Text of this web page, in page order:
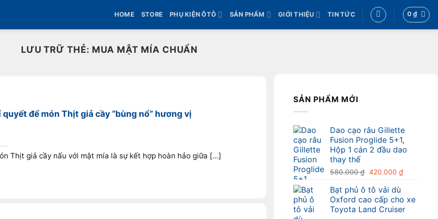
HOME STORE PHỤ KIỆN ÔTÔ SẢN PHẨM GIỚI THIỆU TIN TỨC 0₫
LƯU TRỮ THẺ: MUA MẬT MÍA CHUẨN
quyết để món Thịt giả cầy “bùng nổ” hương vị
Thịt giả cầy nấu với mật mía là sự kết hợp hoàn hảo giữa [...]
SẢN PHẨM MỚI
Dao cạo râu Gillette
Fusion Proglide 5+1,
Hộp 1 cán 2 đầu dao
thay thế
580.000₫ Giá
là:
580.000 ₫.
420.000₫Giá
là:
420.000
Bạt phủ ô tô vải dù
Oxford cao cấp cho xe
Toyota Land Cruiser